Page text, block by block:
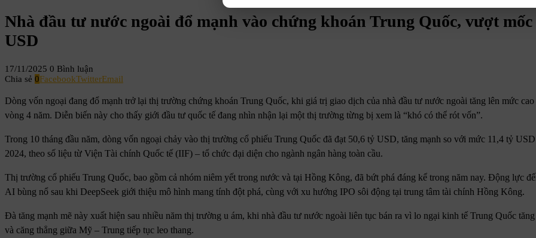
Nhà đầu tư nước ngoài đổ mạnh vào chứng khoán Trung Quốc, vượt mốc
USD
17/11/2025 0 Bình luận
Chia sẻ 0FacebookTwitterEmail
Dòng vốn ngoại đang đổ mạnh trở lại thị trường chứng khoán Trung Quốc, khi giá trị giao dịch của nhà đầu tư nước ngoài tăng lên mức
vòng 4 năm. Diễn biến này cho thấy giới đầu tư quốc tế đang nhìn nhận lại một thị trường từng bị xem là “khó có thể rót vốn”.
Trong 10 tháng đầu năm, dòng vốn ngoại chảy vào thị trường cổ phiếu Trung Quốc đã đạt 50,6 tỷ USD, tăng mạnh so với mức 11,4 tỷ
2024, theo số liệu từ Viện Tài chính Quốc tế (IIF) – tổ chức đại diện cho ngành ngân hàng toàn cầu.
Thị trường cổ phiếu Trung Quốc, bao gồm cả nhóm niêm yết trong nước và tại Hồng Kông, đã bứt phá đáng kể trong năm nay. Động lực
AI bùng nổ sau khi DeepSeek giới thiệu mô hình mang tính đột phá, cùng với xu hướng IPO sôi động tại trung tâm tài chính Hồng Kông.
Đà tăng mạnh mẽ này xuất hiện sau nhiều năm thị trường u ám, khi nhà đầu tư nước ngoài liên tục bán ra vì lo ngại kinh tế Trung Quốc
và căng thẳng giữa Mỹ – Trung tiếp tục leo thang.